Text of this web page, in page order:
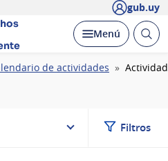
gub.uy
Desplegar
Menú Abrir
de actividades
Filtros